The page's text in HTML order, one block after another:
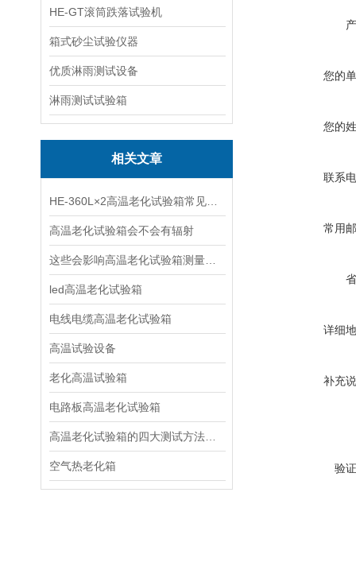
HE-GT滚筒跌落试验机
箱式砂尘试验仪器
优质淋雨测试设备
淋雨测试试验箱
相关文章
高温老化试验箱会不会有辐射
led高温老化试验箱
电线电缆高温老化试验箱
高温试验设备
老化高温试验箱
电路板高温老化试验箱
空气热老化箱
您的
您的
联系
常用
详细
补充
验